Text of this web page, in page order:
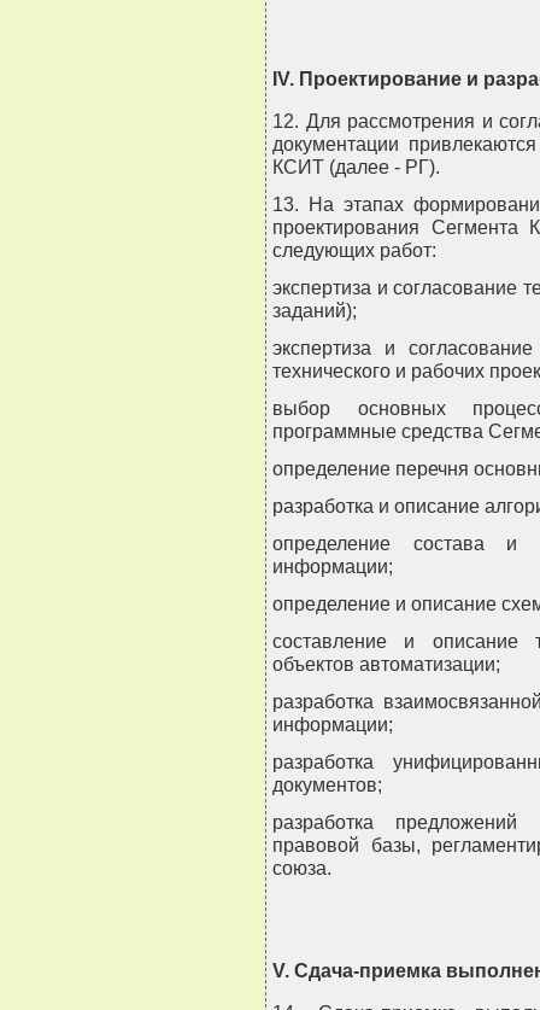
IV. Проектирование и
12. Для рассмотрения и
документации
КСИТ (далее - РГ).
13. На этапах
проектирования Сегмента
следующих работ:
экспертиза и согласование
заданий);
экспертиза и
технического и рабочих
выбор основных
программные средства
определение перечня
разработка и описание
определение состава и
информации;
определение и описание
составление и описание
объектов автоматизации;
разработка
информации;
разработка
документов;
разработка
правовой базы,
союза.
V. Сдача-приемка